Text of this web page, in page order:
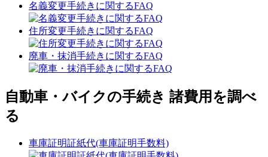
名義変更手続きに関するFAQ
住所変更手続きに関するFAQ
廃車・抹消手続きに関するFAQ
自動車・バイクの手続き 諸費用を調べ
る
車庫証明証紙代(車庫証明手数料)